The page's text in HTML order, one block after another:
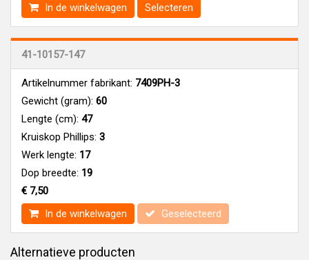
In de winkelwagen
Selecteren
41-10157-147
Artikelnummer fabrikant: 7409PH-3
Gewicht (gram): 60
Lengte (cm): 47
Kruiskop Phillips: 3
Werk lengte: 17
Dop breedte: 19
€ 7,50
In de winkelwagen
Geselecteerd
Alternatieve producten